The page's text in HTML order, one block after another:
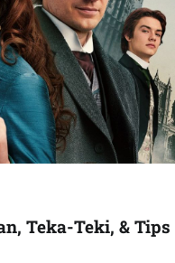
Teka-Teki, & Tips